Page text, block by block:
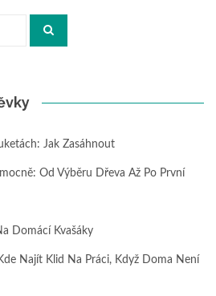
Jak Zasáhnout
Od Výběru Dřeva Až Po První
Domácí Kvašáky
Najít Klid Na Práci, Když Doma Není